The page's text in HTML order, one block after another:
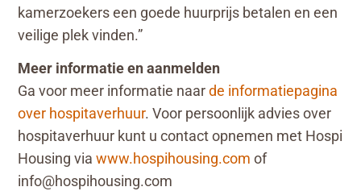
kamerzoekers een goede huurprijs betalen en een
veilige plek vinden.”
Meer informatie en aanmelden
Ga voor meer informatie naarde informatiepagina
over hospitaverhuur. Voor persoonlijk advies over
hospitaverhuur kunt u contact opnemen met Hospi
Housing viawww.hospihousing.com of
info@hospihousing.com